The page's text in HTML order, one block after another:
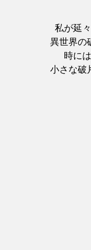
私が延
異世界の
時に
小さな破